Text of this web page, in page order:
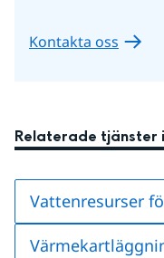
Kontakta oss
Relaterade tjänster
Vattenresurser